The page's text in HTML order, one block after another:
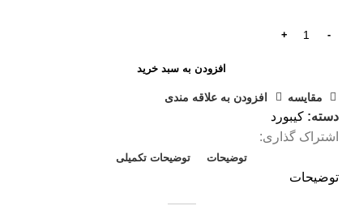
افزودن به سبد خرید
مقايسه افزودن به علاقه مندی
دسته: کیبورد
اشتراک گذاری:
توضیحات توضیحات تکمیلی
توضیحات